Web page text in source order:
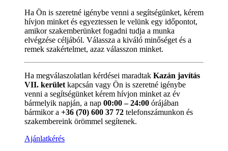
Ha Ön is szeretné igénybe venni a segítségünket, kérem
hívjon minket és egyeztessen le velünk egy időpontot,
amikor szakemberünket fogadni tudja a munka
elvégzése céljából. Válassza a kiváló minőséget és a
remek szakértelmet, azaz válasszon minket.
Ha megválaszolatlan kérdései maradtak Kazán javítás
VII. kerület kapcsán vagy Ön is szeretné igénybe
venni a segítségünket kérem hívjon minket az év
bármelyik napján, a nap 00:00 – 24:00 órájában
bármikor a +36 (70) 600 37 72 telefonszámunkon és
szakembereink örömmel segítenek.
Ajánlatkérés